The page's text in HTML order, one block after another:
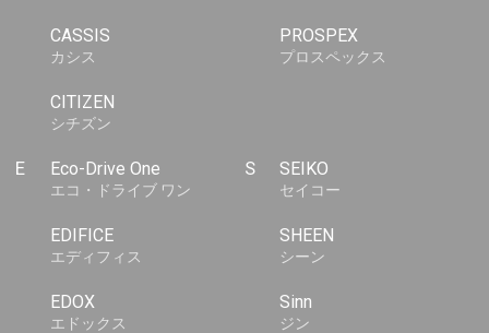
CASSIS
カシス
CITIZEN
シチズン
E Eco-Drive One
エコ・ドライブ ワン
EDIFICE
エディフィス
EDOX
エドックス
PROSPEX
プロスペックス
S SEIKO
セイコー
SHEEN
シーン
Sinn
ジン